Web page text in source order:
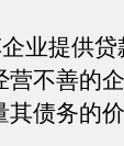
提供贷
营不善的
其债务的